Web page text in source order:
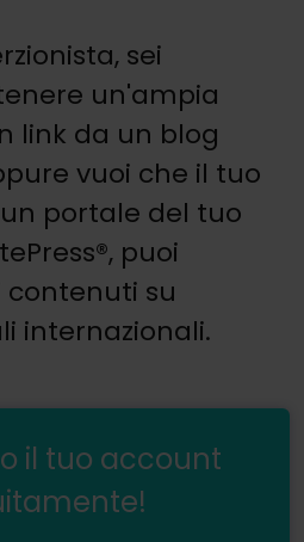
sei
un'ampia
link da un blog
vuoi che il tuo
portale del tuo
puoi
su
internazionali.
il tuo account